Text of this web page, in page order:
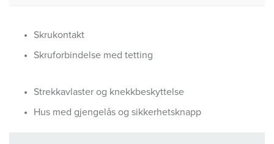
Skrukontakt
Skruforbindelse med tetting
Strekkavlaster og knekkbeskyttelse
Hus med gjengelås og sikkerhetsknapp